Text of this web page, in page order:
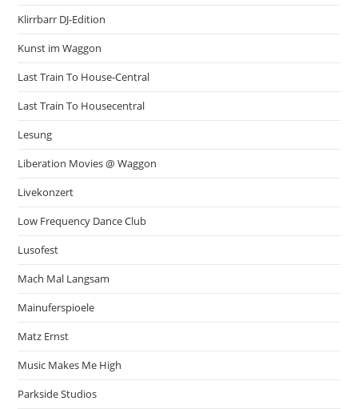
Klirrbarr DJ-Edition
Kunst im Waggon
Last Train To House-Central
Last Train To Housecentral
Lesung
Liberation Movies @ Waggon
Livekonzert
Low Frequency Dance Club
Lusofest
Mach Mal Langsam
Mainuferspioele
Matz Ernst
Music Makes Me High
Parkside Studios